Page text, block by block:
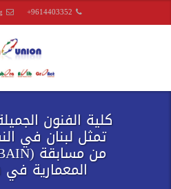
+9614403352
تمثل لبنان في
المعمارية